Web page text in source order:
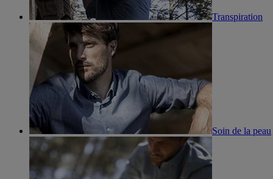
Transpiration
Soin de la peau